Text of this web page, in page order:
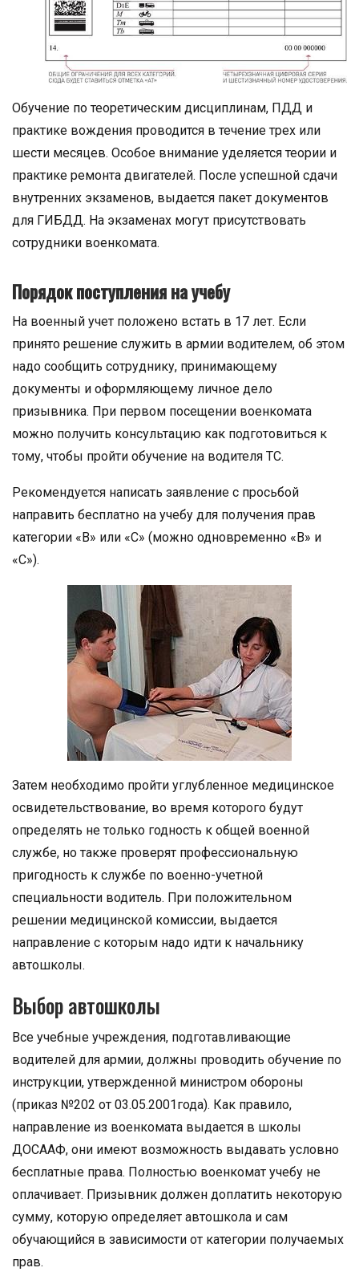
Обучение по теоретическим дисциплинам, ПДД и
практике вождения проводится в течение трех или
шести месяцев. Особое внимание уделяется теории и
практике ремонта двигателей. После успешной сдачи
внутренних экзаменов, выдается пакет документов
для ГИБДД. На экзаменах могут присутствовать
сотрудники военкомата.
Порядок поступления на учебу
На военный учет положено встать в 17 лет. Если
принято решение служить в армии водителем, об этом
надо сообщить сотруднику, принимающему
документы и оформляющему личное дело
призывника. При первом посещении военкомата
можно получить консультацию как подготовиться к
тому, чтобы пройти обучение на водителя ТС.
Рекомендуется написать заявление с просьбой
направить бесплатно на учебу для получения прав
категории «В» или «С» (можно одновременно «В» и
«С»).
Затем необходимо пройти углубленное медицинское
освидетельствование, во время которого будут
определять не только годность к общей военной
службе, но также проверят профессиональную
пригодность к службе по военно-учетной
специальности водитель. При положительном
решении медицинской комиссии, выдается
направление с которым надо идти к начальнику
автошколы.
Выбор автошколы
Все учебные учреждения, подготавливающие
водителей для армии, должны проводить обучение по
инструкции, утвержденной министром обороны
(приказ №202 от 03.05.2001года). Как правило,
направление из военкомата выдается в школы
ДОСААФ, они имеют возможность выдавать условно
бесплатные права. Полностью военкомат учебу не
оплачивает. Призывник должен доплатить некоторую
сумму, которую определяет автошкола и сам
обучающийся в зависимости от категории получаемых
прав.